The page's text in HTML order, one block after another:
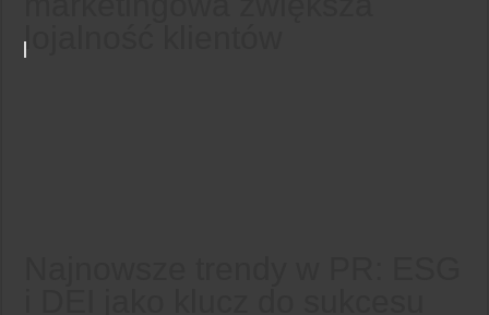
lojalność klientów